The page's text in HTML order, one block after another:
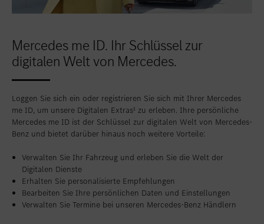
Mercedes me ID. Ihr Schlüssel zur
digitalen Welt von Mercedes.
Loggen Sie sich ein oder registrieren Sie sich mit Ihrer Mercedes
me ID, um unsere Digitalen Extras¹ zu erleben. Ihre persönliche
Mercedes me ID ist der Schlüssel zur digitalen Welt von Mercedes-
Benz und bietet darüber hinaus noch weitere Vorteile:
Verwalten Sie Ihr Fahrzeug und erleben Sie die Welt der
Digitalen Dienste
Erhalten Sie personalisierte Empfehlungen
Bearbeiten Sie Ihre persönlichen Daten und Einstellungen
Verwalten Sie Termine bei unseren Mercedes-Benz Händlern